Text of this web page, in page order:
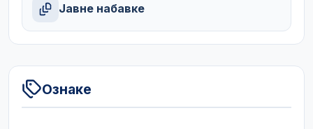
Јавне набавке
Ознаке